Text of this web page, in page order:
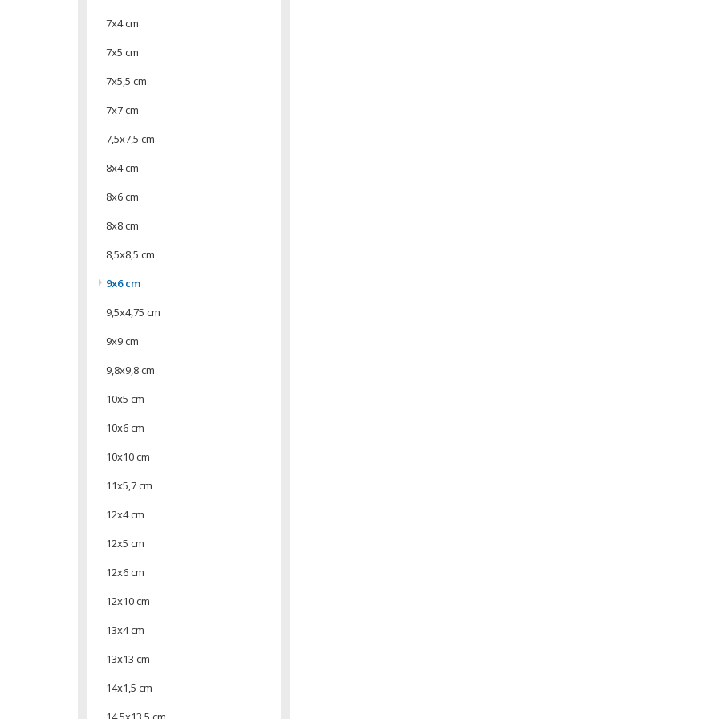
7x4 cm
7x5 cm
7x5,5 cm
7x7 cm
7,5x7,5 cm
8x4 cm
8x6 cm
8x8 cm
8,5x8,5 cm
9x6 cm
9,5x4,75 cm
9x9 cm
9,8x9,8 cm
10x5 cm
10x6 cm
10x10 cm
11x5,7 cm
12x4 cm
12x5 cm
12x6 cm
12x10 cm
13x4 cm
13x13 cm
14x1,5 cm